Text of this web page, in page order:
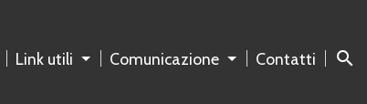
Link utili Comunicazione Contatti search